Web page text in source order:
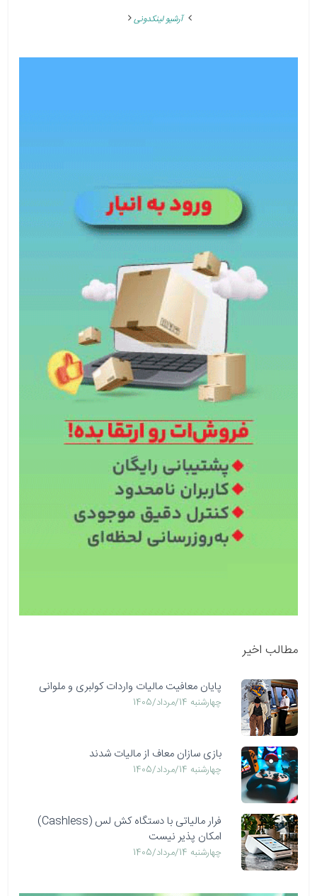
آرشیو لینکدونی
مطالب اخیر
پایان معافیت مالیات واردات کولبری و ملوانی
چهارشنبه 14/مرداد/1405
بازی سازان معاف از مالیات شدند
چهارشنبه 14/مرداد/1405
فرار مالیاتی با دستگاه کش لس (Cashless)
امکان پذیر نیست
چهارشنبه 14/مرداد/1405